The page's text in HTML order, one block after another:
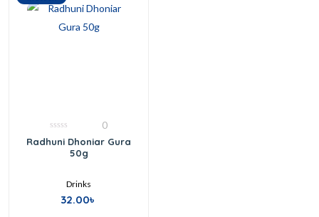
out
0
Radhuni Dhoniar Gura
50g
Drinks
32.00৳